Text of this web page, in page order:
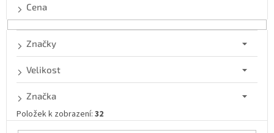
o
Cena
Značky
Velikost
Značka
Položek k zobrazení: 32